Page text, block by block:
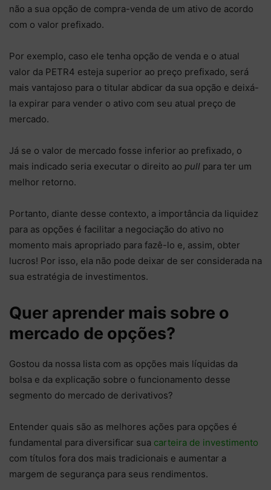
não a sua opção de compra-venda de um ativo de acordo
com o valor prefixado.
Por exemplo, caso ele tenha opção de venda e o atual
valor da PETR4 esteja superior ao preço prefixado, será
mais vantajoso para o titular abdicar da sua opção e deixá-
la expirar para vender o ativo com seu atual preço de
mercado.
Já se o valor de mercado fosse inferior ao prefixado, o
mais indicado seria executar o direito ao pull para ter um
melhor retorno.
Portanto, diante desse contexto, a importância da liquidez
para as opções é facilitar a negociação do ativo no
momento mais apropriado para fazê-lo e, assim, obter
lucros! Por isso, ela não pode deixar de ser considerada na
sua estratégia de investimentos.
Quer aprender mais sobre o
mercado de opções?
Gostou da nossa lista com as opções mais líquidas da
bolsa e da explicação sobre o funcionamento desse
segmento do mercado de derivativos?
Entender quais são as melhores ações para opções é
fundamental para diversificar sua carteira de investimento
com títulos fora dos mais tradicionais e aumentar a
margem de segurança para seus rendimentos.